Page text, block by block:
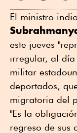
El ministro
este jueves
irregular, al
militar
deportados,
migratoria del
"Es la
regreso de sus